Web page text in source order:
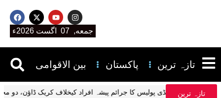
جمعه, 07 اگست 2026ء
بین الاقوامی پاکستان تازہ ترین
تازہ ترین راولپنڈی پولیس کا جرائم پیشہ افراد کیخلاف کریک